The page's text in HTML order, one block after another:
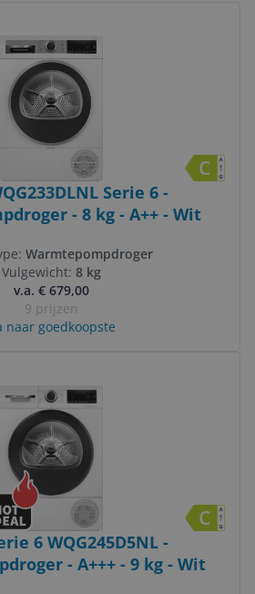
Serie 6 -
- 8 kg - A++ - Wit
Warmtepompdroger
Vulgewicht: 8 kg
v.a. € 679,00
9 prijzen
naar goedkoopste
6 WQG245D5NL -
- A+++ - 9 kg - Wit